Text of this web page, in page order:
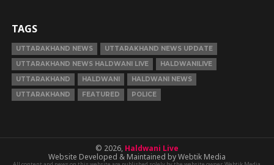
TAGS
UTTARAKHAND NEWS
UTTARAKHAND NEWS UPDATE
UTTARAKHAND NEWS HALDWANI LIVE
HALDWANILIVE
UTTARAKHAND
HALDWANI
HALDWANI NEWS
UTTARAKHAND
FEATURED POLICE
© 2026, Haldwani Live
Website Developed & Maintained by Webtik Media